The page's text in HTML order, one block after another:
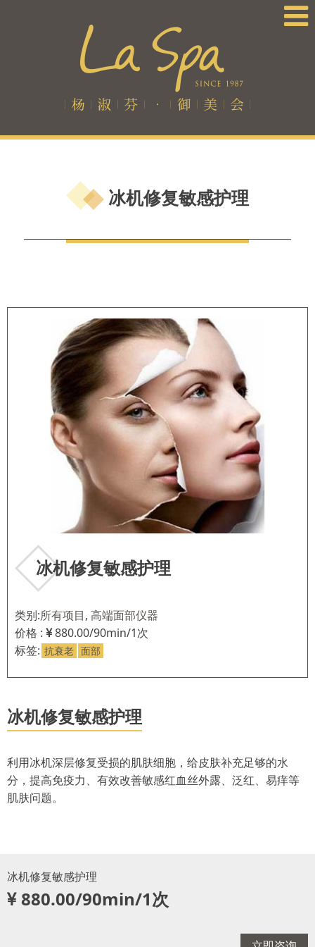
冰机修复敏感护理
冰机修复敏感护理
类别:所有项目, 高端面部仪器
价格 :
880.00/90min/1次
标签: 抗衰老 面部
冰机修复敏感护理
利用冰机深层修复受损的肌肤细胞，给皮肤补充足够的水
分，提高免疫力、有效改善敏感红血丝外露、泛红、易痒等
肌肤问题。
冰机修复敏感护理
880.00/90min/1次